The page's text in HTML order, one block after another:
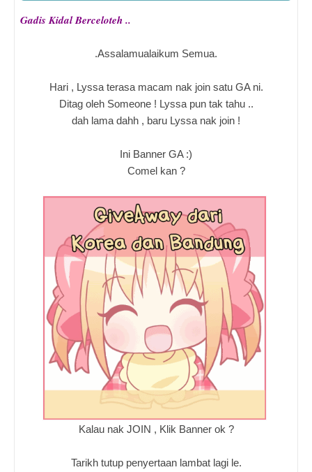
Gadis Kidal Berceloteh ..
.Assalamualaikum Semua.
Hari , Lyssa terasa macam nak join satu GA ni.
Ditag oleh Someone ! Lyssa pun tak tahu ..
dah lama dahh , baru Lyssa nak join !
Ini Banner GA :)
Comel kan ?
Kalau nak JOIN , Klik Banner ok ?
Tarikh tutup penyertaan lambat lagi le.